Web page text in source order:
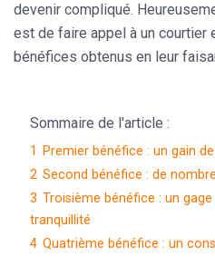
devenir compliqué.
est de faire appel à un courtier
bénéfices obtenus en leur
Sommaire de l'article :
1
Premier bénéfice : un gain
2 Second bénéfice : de
3 Troisième bénéfice : un
tranquillité
4 Quatrième bénéfice : un